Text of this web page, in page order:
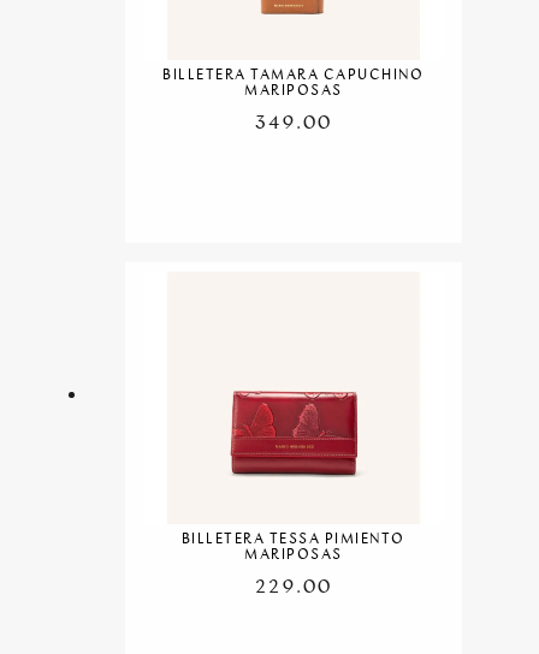
BILLETERA TAMARA CAPUCHINO
MARIPOSAS
349.00
BILLETERA TESSA PIMIENTO
MARIPOSAS
229.00